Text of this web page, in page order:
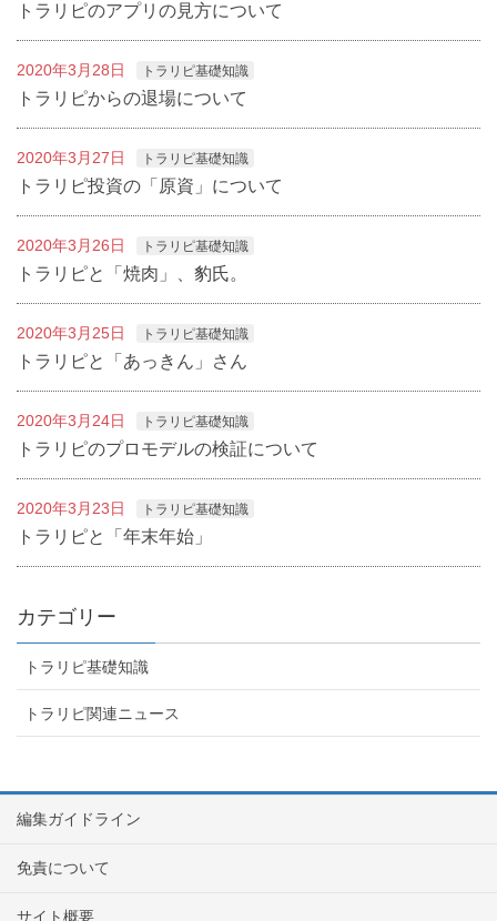
トラリピのアプリの見方について
2020年3月28日 トラリピ基礎知識
トラリピからの退場について
2020年3月27日 トラリピ基礎知識
トラリピ投資の「原資」について
2020年3月26日 トラリピ基礎知識
トラリピと「焼肉」、豹氏。
2020年3月25日 トラリピ基礎知識
トラリピと「あっきん」さん
2020年3月24日 トラリピ基礎知識
トラリピのプロモデルの検証について
2020年3月23日 トラリピ基礎知識
トラリピと「年末年始」
カテゴリー
トラリピ基礎知識
トラリピ関連ニュース
編集ガイドライン
免責について
サイト概要